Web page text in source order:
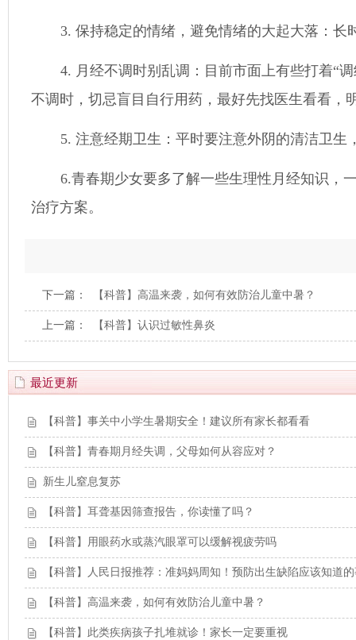
3. 保持稳定的情绪，避免情绪的大起大落：
4. 月经不调时别乱调：目前市面上有些打着“
不调时，切忌盲目自行用药，最好先找医生看看，
5. 注意经期卫生：平时要注意外阴的清洁卫
6.青春期少女要多了解一些生理性月经知识，
治疗方案。
下一篇： 【科普】高温来袭，如何有效防治儿童中暑？
上一篇： 【科普】认识过敏性鼻炎
最近更新
【科普】事关中小学生暑期安全！建议所有家长都看看
【科普】青春期月经失调，父母如何从容应对？
新生儿窒息复苏
【科普】耳聋基因筛查报告，你读懂了吗？
【科普】用眼药水或蒸汽眼罩可以缓解视疲劳吗
【科普】人民日报推荐：准妈妈周知！预防出生缺陷应该知道
【科普】高温来袭，如何有效防治儿童中暑？
【科普】此类疾病孩子扎堆就诊！家长一定要重视